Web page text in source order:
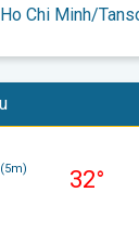
Chi Minh/
32°